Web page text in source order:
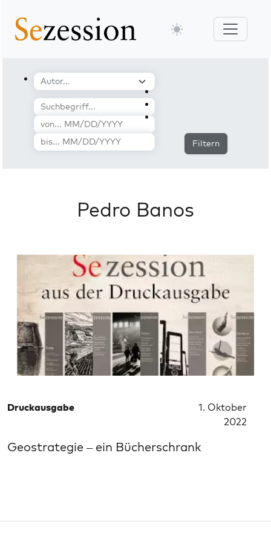
Filtern
Pedro Banos
Druckausgabe
1. Oktober
2022
Geostrategie – ein Bücherschrank